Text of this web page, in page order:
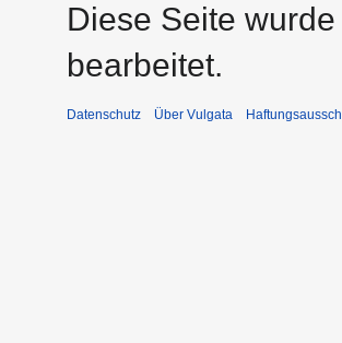
Diese Seite
bearbeitet.
Datenschutz Über Vulgata